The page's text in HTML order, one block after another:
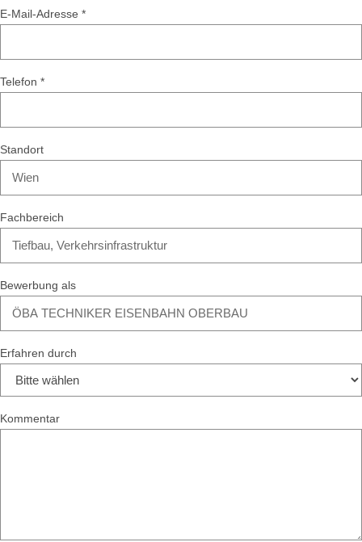
E-Mail-Adresse *
Telefon *
Standort
Fachbereich
Bewerbung als
Erfahren durch
Kommentar